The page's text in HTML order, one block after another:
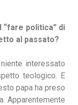
politica” di
al passato?
interessato
teologico. E
papa ha preso
Apparentemente